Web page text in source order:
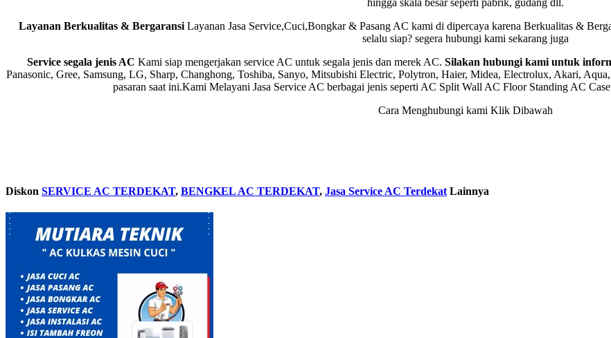
Layanan Berkualitas & Bergaransi Layanan Jasa Service,Cuci,Bongkar & Pasang AC kami di dipercaya karena Berkualitas &
selalu siap? segera hubungi kami sekarang juga
Service segala jenis AC Kami siap mengerjakan service AC untuk segala jenis dan merek AC. Silakan hubungi kami untuk
Panasonic, Gree, Samsung, LG, Sharp, Changhong, Toshiba, Sanyo, Mitsubishi Electric, Polytron, Haier, Midea, Electrolux, Akari,
pasaran saat ini.Kami Melayani Jasa Service AC berbagai jenis seperti AC Split Wall AC Floor Standing AC
Cara Menghubungi kami Klik Dibawah
Diskon SERVICE AC TERDEKAT, BENGKEL AC TERDEKAT, Jasa Service AC Terdekat Lainnya